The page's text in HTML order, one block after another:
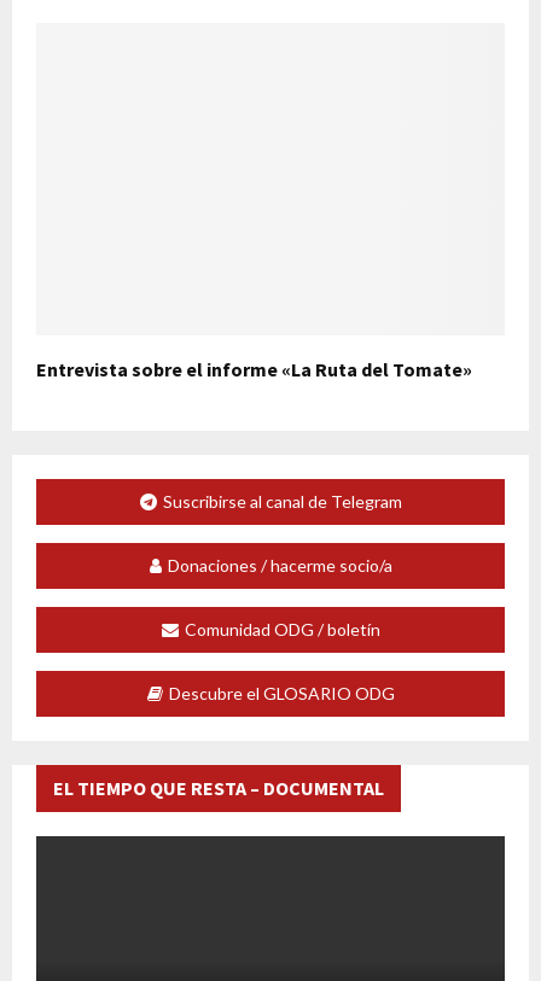
Entrevista sobre el informe «La Ruta del Tomate»
Suscribirse al canal de Telegram
Donaciones / hacerme socio/a
Comunidad ODG / boletín
Descubre el GLOSARIO ODG
EL TIEMPO QUE RESTA – DOCUMENTAL